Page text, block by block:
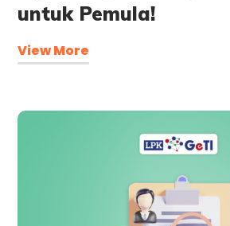
untuk Pemula!
View More